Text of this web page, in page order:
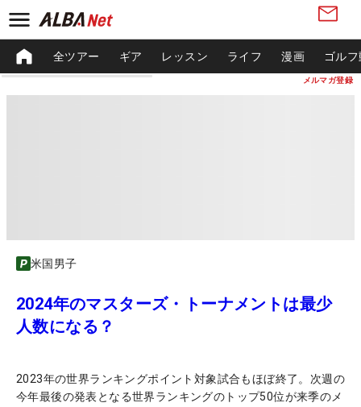
メルマガ登録
全ツアー ギア レッスン ライフ 漫画 ゴル
米国男子
2024年のマスターズ・トーナメントは最少
人数になる？
2023年の世界ランキングポイント対象試合もほぼ終了。次週の
今年最後の発表となる世界ランキングのトップ50位が来季のメ